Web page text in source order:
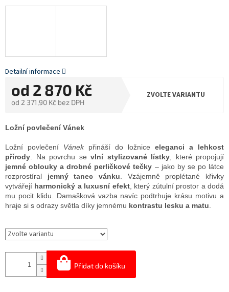
od 2 870 Kč
od 2 371,90 Kč bez DPH
cena:
ZVOLTE VARIANTU
Přidat do košíku
Ložní povlečení Vánek
Ložní povlečení Vánekpřináší do ložnice eleganci a lehkost
přírody. Na povrchu se vlní stylizované lístky, které propojují
jemné oblouky a drobné perličkové tečky – jako by se po látce
rozprostíral jemný tanec vánku. Vzájemně proplétané křivky
vytvářejí harmonický a luxusní efekt, který zútulní prostor a dodá
mu pocit klidu. Damašková vazba navíc podtrhuje krásu motivu a
hraje si s odrazy světla díky jemnému kontrastu lesku a matu.
Detailní informace